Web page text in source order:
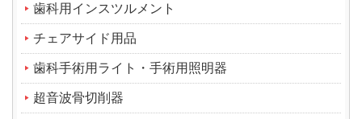
歯科用インスツルメント
チェアサイド用品
歯科手術用ライト・手術用照明器
超音波骨切削器